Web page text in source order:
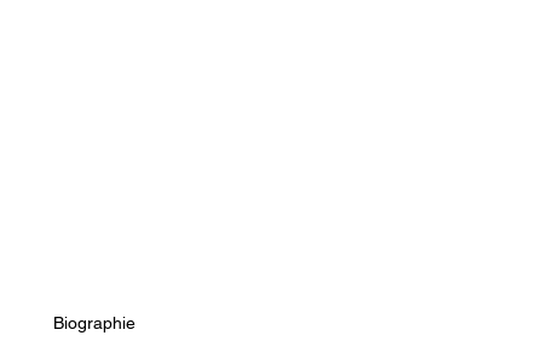
Biographie